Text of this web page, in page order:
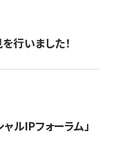
行いました！
ルIPフォーラム」